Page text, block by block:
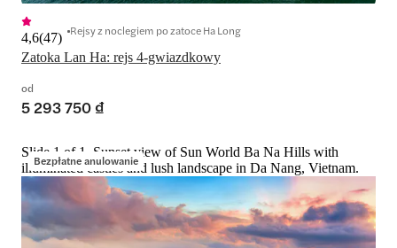
Zatoka Lan Ha: rejs 4-gwiazdkowy
4,6(47) Rejsy z noclegiem po zatoce Ha Long
od
5 293 750 ₫
Bezpłatne anulowanie
Slide 1 of 1, Sunset view of Sun World Ba Na Hills with
illuminated castles and lush landscape in Da Nang, Vietnam.